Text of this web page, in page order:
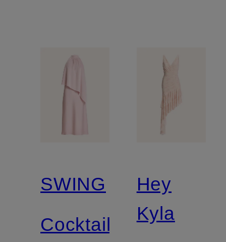
SWING
Cocktailkleid
Hey
Kyla